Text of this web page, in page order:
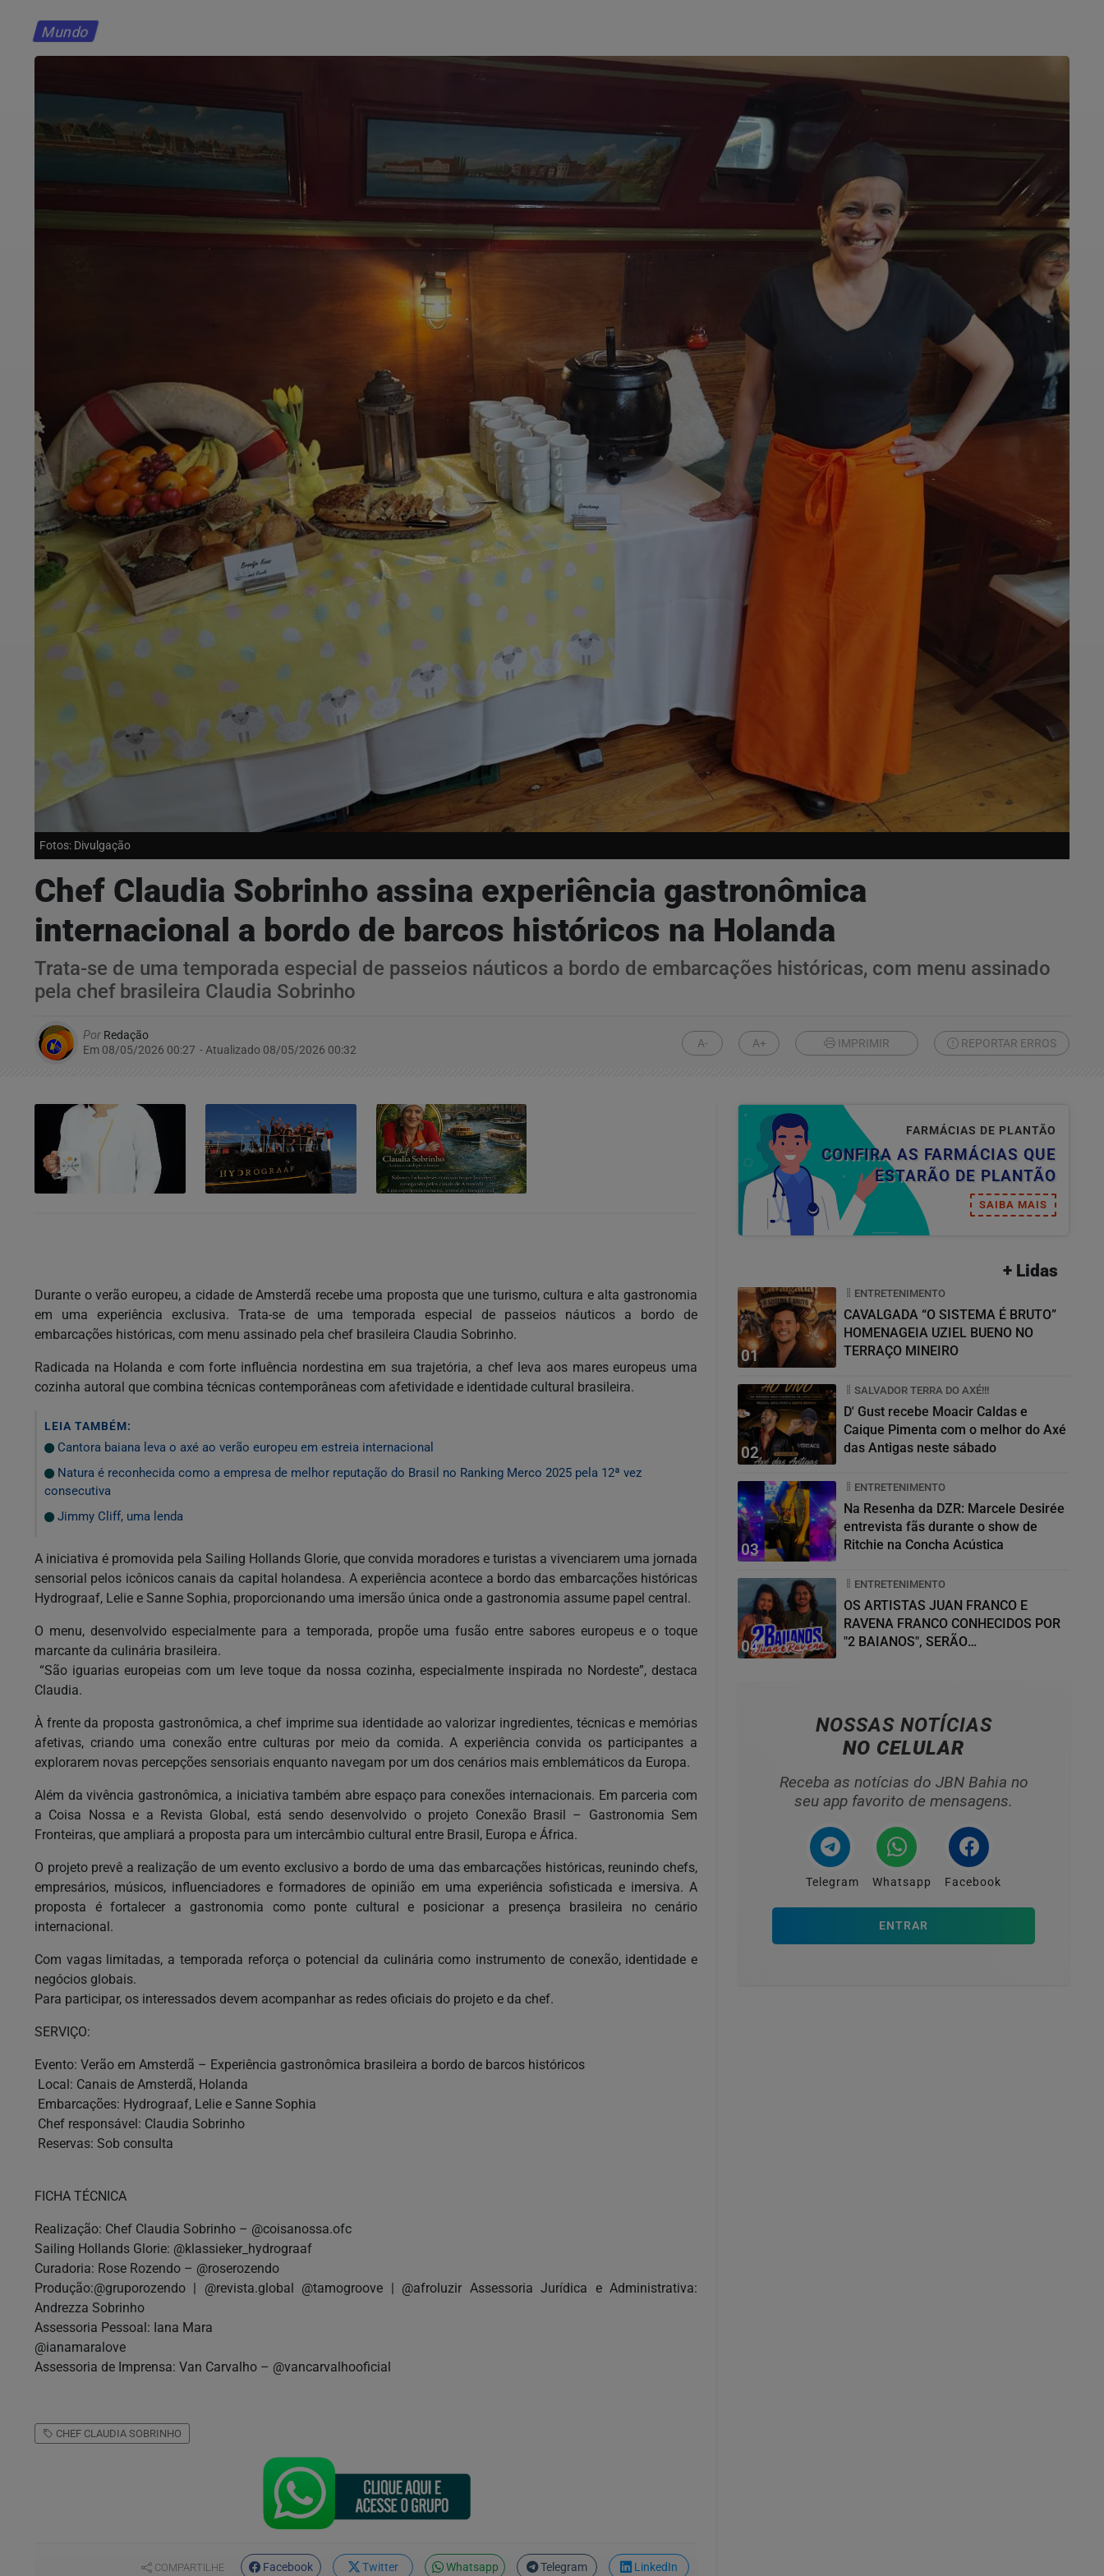
Mundo
Fotos: Divulgação
Chef Claudia Sobrinho assina experiência gastronômica
internacional a bordo de barcos históricos na Holanda
Trata-se de uma temporada especial de passeios náuticos a bordo de embarcações históricas, com menu assinado
pela chef brasileira Claudia Sobrinho
Por Redação
Em 08/05/2026 00:27 - Atualizado 08/05/2026 00:32 A- A+ IMPRIMIR REPORTAR ERROS
Durante o verão europeu, a cidade de Amsterdã recebe uma proposta que une turismo, cultura e alta gastronomia
em uma experiência exclusiva. Trata-se de uma temporada especial de passeios náuticos a bordo de
embarcações históricas, com menu assinado pela chef brasileira Claudia Sobrinho.
Radicada na Holanda e com forte influência nordestina em sua trajetória, a chef leva aos mares europeus uma
cozinha autoral que combina técnicas contemporâneas com afetividade e identidade cultural brasileira.
LEIA TAMBÉM:
Cantora baiana leva o axé ao verão europeu em estreia internacional
Natura é reconhecida como a empresa de melhor reputação do Brasil no Ranking Merco 2025 pela 12ª vez
consecutiva
Jimmy Cliff, uma lenda
A iniciativa é promovida pela Sailing Hollands Glorie, que convida moradores e turistas a vivenciarem uma jornada
sensorial pelos icônicos canais da capital holandesa. A experiência acontece a bordo das embarcações históricas
Hydrograaf, Lelie e Sanne Sophia, proporcionando uma imersão única onde a gastronomia assume papel central.
O menu, desenvolvido especialmente para a temporada, propõe uma fusão entre sabores europeus e o toque
marcante da culinária brasileira.
“São iguarias europeias com um leve toque da nossa cozinha, especialmente inspirada no Nordeste”, destaca
Claudia.
À frente da proposta gastronômica, a chef imprime sua identidade ao valorizar ingredientes, técnicas e memórias
afetivas, criando uma conexão entre culturas por meio da comida. A experiência convida os participantes a
explorarem novas percepções sensoriais enquanto navegam por um dos cenários mais emblemáticos da Europa.
Além da vivência gastronômica, a iniciativa também abre espaço para conexões internacionais. Em parceria com
a Coisa Nossa e a Revista Global, está sendo desenvolvido o projeto Conexão Brasil – Gastronomia Sem
Fronteiras, que ampliará a proposta para um intercâmbio cultural entre Brasil, Europa e África.
O projeto prevê a realização de um evento exclusivo a bordo de uma das embarcações históricas, reunindo chefs,
empresários, músicos, influenciadores e formadores de opinião em uma experiência sofisticada e imersiva. A
proposta é fortalecer a gastronomia como ponte cultural e posicionar a presença brasileira no cenário
internacional.
Com vagas limitadas, a temporada reforça o potencial da culinária como instrumento de conexão, identidade e
negócios globais.
Para participar, os interessados devem acompanhar as redes oficiais do projeto e da chef.
SERVIÇO:
Evento: Verão em Amsterdã – Experiência gastronômica brasileira a bordo de barcos históricos
Local: Canais de Amsterdã, Holanda
Embarcações: Hydrograaf, Lelie e Sanne Sophia
Chef responsável: Claudia Sobrinho
Reservas: Sob consulta
FICHA TÉCNICA
Realização: Chef Claudia Sobrinho – @coisanossa.ofc
Sailing Hollands Glorie: @klassieker_hydrograaf
Curadoria: Rose Rozendo – @roserozendo
Produção:@gruporozendo | @revista.global @tamogroove | @afroluzir Assessoria Jurídica e Administrativa:
Andrezza Sobrinho
Assessoria Pessoal: Iana Mara
@ianamaralove
Assessoria de Imprensa: Van Carvalho – @vancarvalhooficial
CHEF CLAUDIA SOBRINHO
COMPARTILHE Facebook Twitter Whatsapp Telegram LinkedIn
FARMÁCIAS DE PLANTÃO
CONFIRA AS FARMÁCIAS QUE
ESTARÃO DE PLANTÃO
SAIBA MAIS
+ Lidas
01
ENTRETENIMENTO
CAVALGADA “O SISTEMA É BRUTO”
HOMENAGEIA UZIEL BUENO NO
TERRAÇO MINEIRO
02
SALVADOR TERRA DO AXÉ!!!
D' Gust recebe Moacir Caldas e
Caique Pimenta com o melhor do Axé
das Antigas neste sábado
03
ENTRETENIMENTO
Na Resenha da DZR: Marcele Desirée
entrevista fãs durante o show de
Ritchie na Concha Acústica
04
ENTRETENIMENTO
OS ARTISTAS JUAN FRANCO E
RAVENA FRANCO CONHECIDOS POR
"2 BAIANOS", SERÃO
NOSSAS NOTÍCIAS
NO CELULAR
Receba as notícias do JBN Bahia no
seu app favorito de mensagens.
Telegram Whatsapp Facebook
ENTRAR